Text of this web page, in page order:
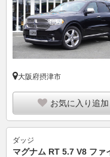
大阪府摂津市
お気に入り追加
ダッジ
マグナム RT 5.7 V8 ファ